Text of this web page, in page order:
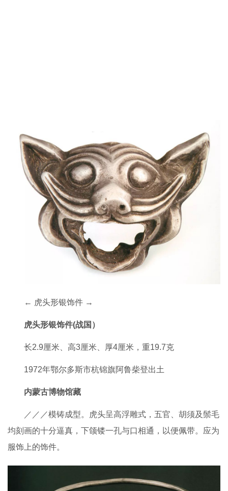
← 虎头形银饰件 →
虎头形银饰件(战国）
长2.9厘米、高3厘米、厚4厘米，重19.7克
1972年鄂尔多斯市杭锦旗阿鲁柴登出土
内蒙古博物馆藏
／／／模铸成型。虎头呈高浮雕式，五官、胡须及鬃毛
均刻画的十分逼真，下颌镂一孔与口相通，以便佩带。应为
服饰上的饰件。